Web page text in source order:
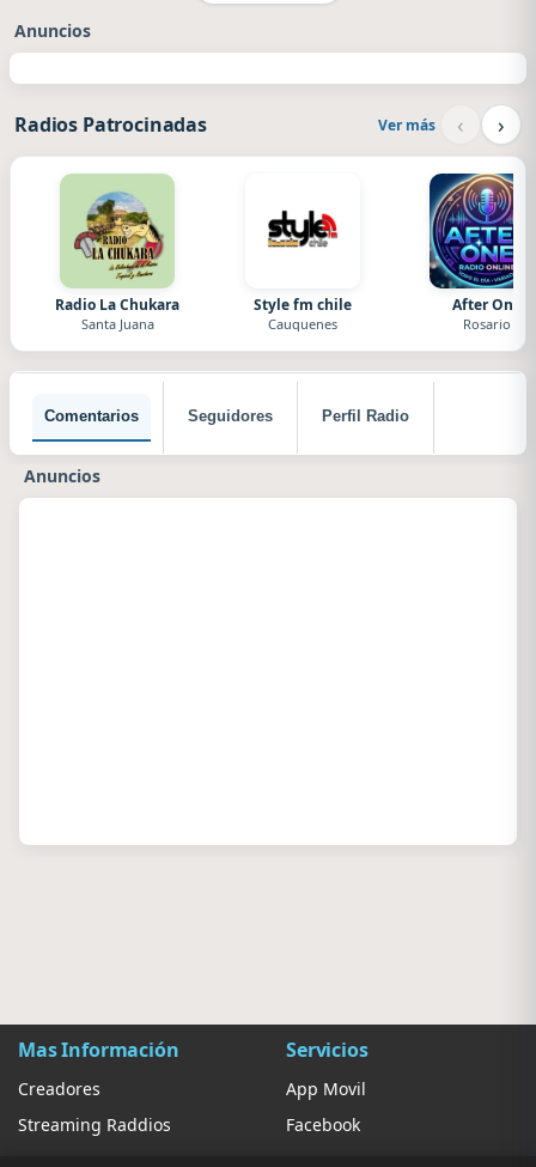
Anuncios
Radios Patrocinadas Ver más ‹ ›
Radio La Chukara
Santa Juana
Style fm chile
Cauquenes
After One
Rosario
Comentarios Seguidores Perfil Radio
Anuncios
Mas Información
Creadores
Streaming Raddios
Servicios
App Movil
Facebook